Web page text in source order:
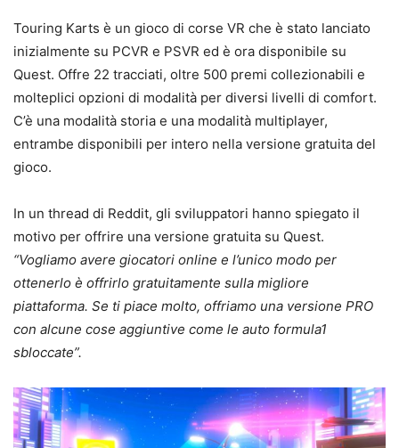
Touring Karts è un gioco di corse VR che è stato lanciato
inizialmente su PCVR e PSVR ed è ora disponibile su
Quest. Offre 22 tracciati, oltre 500 premi collezionabili e
molteplici opzioni di modalità per diversi livelli di comfort.
C’è una modalità storia e una modalità multiplayer,
entrambe disponibili per intero nella versione gratuita del
gioco.
In un thread di Reddit, gli sviluppatori hanno spiegato il
motivo per offrire una versione gratuita su Quest.
“Vogliamo avere giocatori online e l’unico modo per
ottenerlo è offrirlo gratuitamente sulla migliore
piattaforma. Se ti piace molto, offriamo una versione PRO
con alcune cose aggiuntive come le auto formula1
sbloccate”.